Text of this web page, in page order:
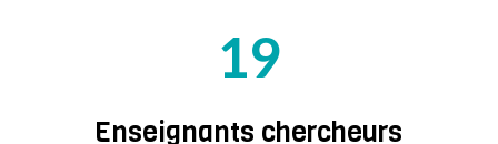
19
Enseignants chercheurs